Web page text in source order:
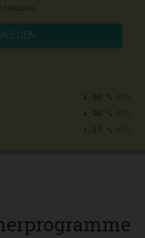
inklusive
4,00 %
4,90 %
1,25 %